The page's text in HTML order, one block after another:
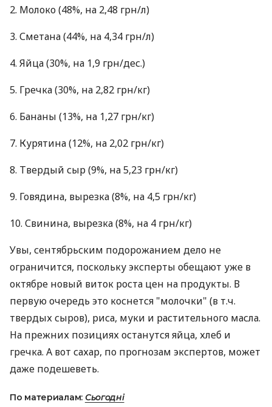
2. Молоко (48%, на 2,48 грн/л)
3. Сметана (44%, на 4,34 грн/л)
4. Яйца (30%, на 1,9 грн/дес.)
5. Гречка (30%, на 2,82 грн/кг)
6. Бананы (13%, на 1,27 грн/кг)
7. Курятина (12%, на 2,02 грн/кг)
8. Твердый сыр (9%, на 5,23 грн/кг)
9. Говядина, вырезка (8%, на 4,5 грн/кг)
10. Свинина, вырезка (8%, на 4 грн/кг)
Увы, сентябрьским подорожанием дело не
ограничится, поскольку эксперты обещают уже в
октябре новый виток роста цен на продукты. В
первую очередь это коснется "молочки" (в т.ч.
твердых сыров), риса, муки и растительного масла.
На прежних позициях останутся яйца, хлеб и
гречка. А вот сахар, по прогнозам экспертов, может
даже подешеветь.
По материалам: Сьогодні